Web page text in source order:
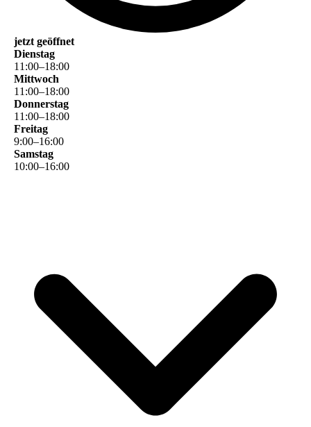
jetzt geöffnet
Dienstag
11 :00–18:00
Mittwoch
11 :00–18:00
Donnerstag
11 :00–18:00
Freitag
9:00–16:00
Samstag
10:00–16:00